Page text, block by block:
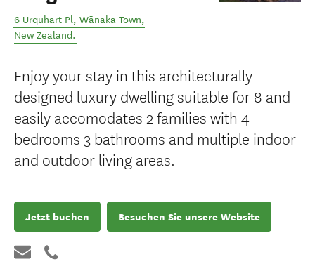
6 Urquhart Pl, Wānaka Town,
New Zealand.
Enjoy your stay in this architecturally
designed luxury dwelling suitable for 8 and
easily accomodates 2 families with 4
bedrooms 3 bathrooms and multiple indoor
and outdoor living areas.
Jetzt buchen Besuchen Sie unsere Website